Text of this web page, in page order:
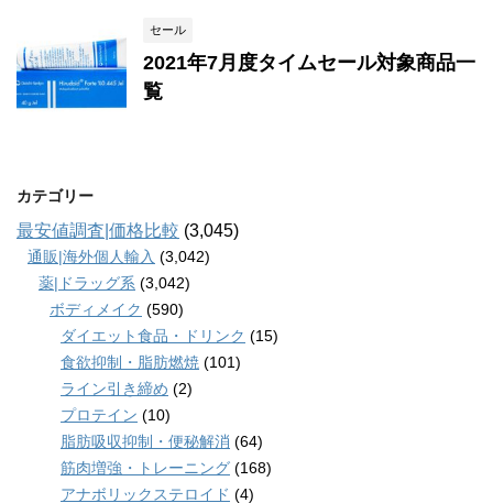
セール
2021年7月度タイムセール対象商品一
覧
カテゴリー
最安値調査|価格比較 (3,045)
通販|海外個人輸入 (3,042)
薬|ドラッグ系 (3,042)
ボディメイク (590)
ダイエット食品・ドリンク (15)
食欲抑制・脂肪燃焼 (101)
ライン引き締め (2)
プロテイン (10)
脂肪吸収抑制・便秘解消 (64)
筋肉増強・トレーニング (168)
アナボリックステロイド (4)